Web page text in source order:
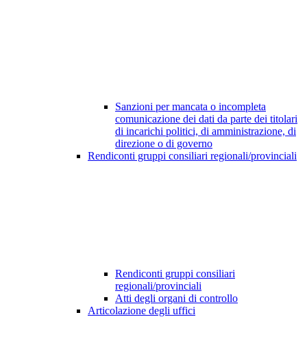
Sanzioni per mancata o incompleta
comunicazione dei dati da parte dei titolari
di incarichi politici, di amministrazione, di
direzione o di governo
Rendiconti gruppi consiliari regionali/provinciali
Rendiconti gruppi consiliari
regionali/provinciali
Atti degli organi di controllo
Articolazione degli uffici